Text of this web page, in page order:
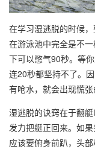
在学习湿逃脱的时候
在游泳池中完全是不
下可以憋气90秒。等
连20秒都坚持不了。
有呛水，就会出现慌张
湿逃脱的诀窍在于翻
发力把艇正回来。如
应该要俯身前趴，头